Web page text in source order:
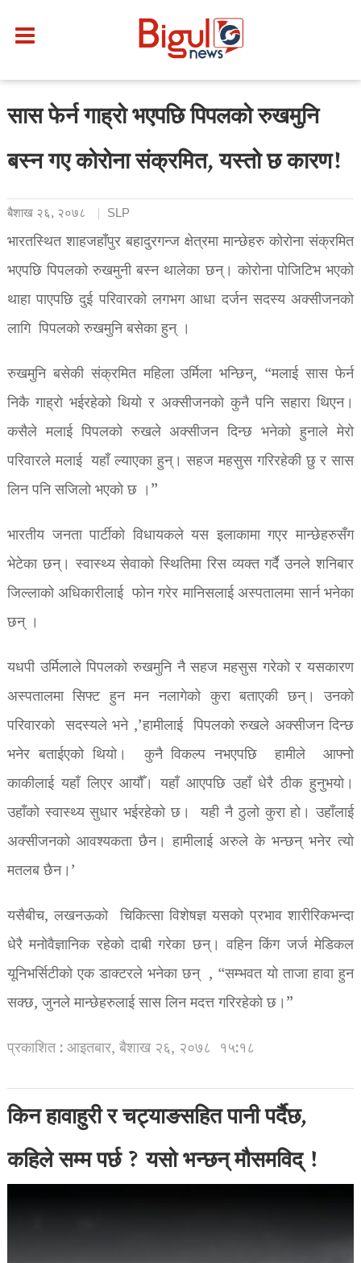
सास फेर्न गाह्रो भएपछि पिपलको रुखमुनि
बस्न गए कोरोना संक्रमित, यस्तो छ कारण!
बैशाख २६, २०७८ SLP
भारतस्थित शाहजहाँपुर बहादुरगन्ज क्षेत्रमा मान्छेहरु कोरोना संक्रमित
भएपछि पिपलको रुखमुनी बस्न थालेका छन्। कोरोना पोजिटिभ भएको
थाहा पाएपछि दुई परिवारको लगभग आधा दर्जन सदस्य अक्सीजनको
लागि पिपलको रुखमुनि बसेका हुन् ।
रुखमुनि बसेकी संक्रमित महिला उर्मिला भन्छिन्, “मलाई सास फेर्न
निकै गाह्रो भईरहेको थियो र अक्सीजनको कुनै पनि सहारा थिएन।
कसैले मलाई पिपलको रुखले अक्सीजन दिन्छ भनेको हुनाले मेरो
परिवारले मलाई यहाँ ल्याएका हुन्। सहज महसुस गरिरहेकी छु र सास
लिन पनि सजिलो भएको छ ।”
भारतीय जनता पार्टीको विधायकले यस इलाकामा गएर मान्छेहरुसँग
भेटेका छन्। स्वास्थ्य सेवाको स्थितिमा रिस व्यक्त गर्दै उनले शनिबार
जिल्लाको अधिकारीलाई फोन गरेर मानिसलाई अस्पतालमा सार्न भनेका
छन् ।
यधपी उर्मिलाले पिपलको रुखमुनि नै सहज महसुस गरेको र यसकारण
अस्पतालमा सिफ्ट हुन मन नलागेको कुरा बताएकी छन्। उनको
परिवारको सदस्यले भने ,’हामीलाई पिपलको रुखले अक्सीजन दिन्छ
भनेर बताईएको थियो। कुनै विकल्प नभएपछि हामीले आफ्नो
काकीलाई यहाँ लिएर आयौँ। यहाँ आएपछि उहाँ धेरै ठीक हुनुभयो।
उहाँको स्वास्थ्य सुधार भईरहेको छ। यही नै ठुलो कुरा हो। उहाँलाई
अक्सीजनको आवश्यकता छैन। हामीलाई अरुले के भन्छन् भनेर त्यो
मतलब छैन।’
यसैबीच, लखनऊको चिकित्सा विशेषज्ञ यसको प्रभाव शारीरिकभन्दा
धेरै मनोवैज्ञानिक रहेको दाबी गरेका छन्। वहिन किंग जर्ज मेडिकल
यूनिभर्सिटीको एक डाक्टरले भनेका छन् , “सम्भवत यो ताजा हावा हुन
सक्छ, जुनले मान्छेहरुलाई सास लिन मदत्त गरिरहेको छ।”
प्रकाशित : आइतबार, बैशाख २६, २०७८ १५:१८
किन हावाहुरी र चट्याङसहित पानी पर्दैछ,
कहिले सम्म पर्छ ? यसो भन्छन् मौसमविद् !